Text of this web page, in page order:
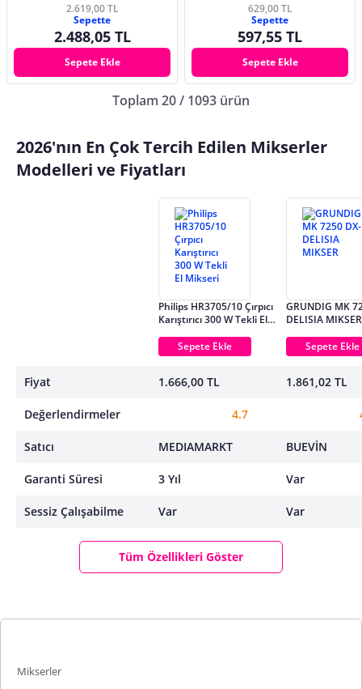
2.619,00 TL
Sepette
2.488,05 TL
Sepete Ekle
629,00 TL
Sepette
597,55 TL
Sepete Ekle
Toplam 20 / 1093 ürün
2026'nın En Çok Tercih Edilen Mikserler
Modelleri ve Fiyatları
Fiyat
Değerlendirmeler
Satıcı
Garanti Süresi
Sessiz Çalışabilme
Philips HR3705/10 Çırpıcı
Karıştırıcı 300 W Tekli El
Sepete Ekle
1.666,00 TL
4.7
MEDIAMARKT
3 Yıl
Var
GRUNDIG MK
DELISIA MIKSER
Sepete Ekle
1.861,02 TL
BUEVİN
Var
Var
Tüm Özellikleri Göster
Mikserler